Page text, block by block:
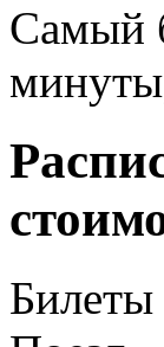
Самый
Билеты